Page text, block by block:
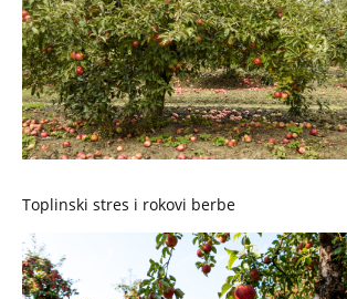
Toplinski stres i rokovi berbe